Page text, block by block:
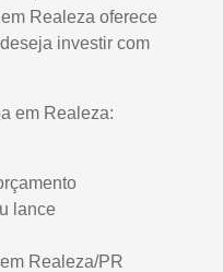
Realeza oferece
investir com
em Realeza:
lance
Realeza/PR